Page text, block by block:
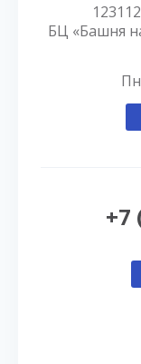
БЦ «Башня
+7